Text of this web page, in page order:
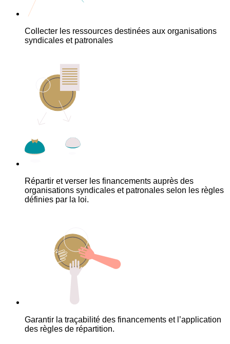
Collecter les ressources destinées aux organisations
syndicales et patronales
Répartir et verser les financements auprès des
organisations syndicales et patronales selon les règles
définies par la loi.
Garantir la traçabilité des financements et l’application
des règles de répartition.